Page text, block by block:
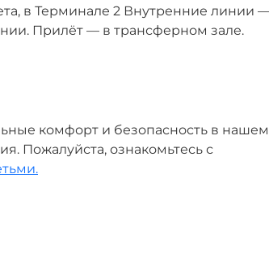
в Терминале 2 Внутренние линии —
Прилёт — в трансферном зале.
комфорт и безопасность в нашем
Пожалуйста, ознакомьтесь с